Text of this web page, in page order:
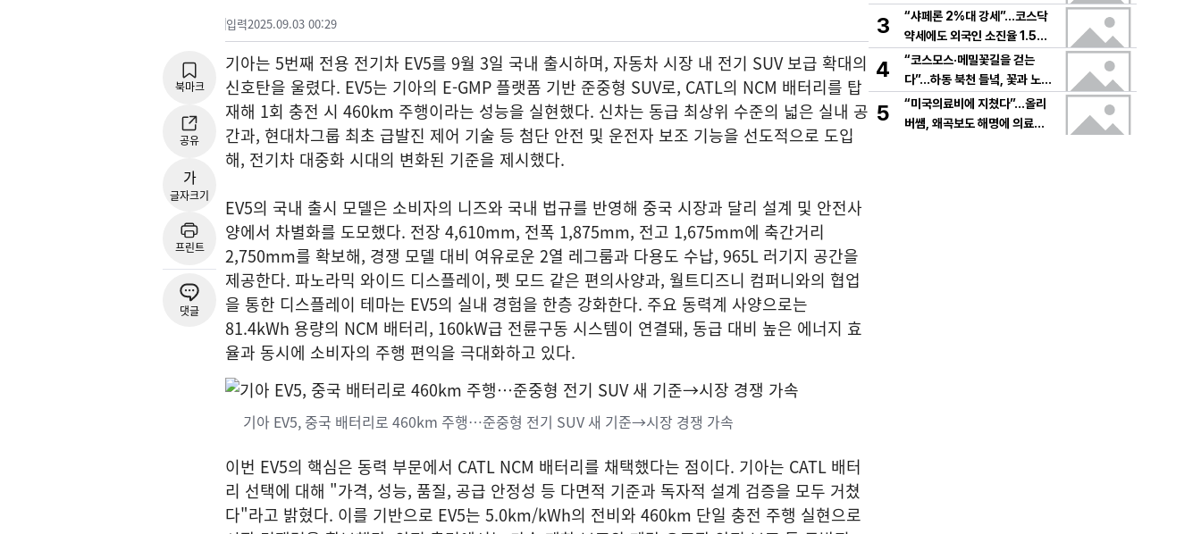
입력2025.09.03 00:29
북마크
공유
가
글자크기
프린트
댓글
기아는 5번째 전용 전기차 EV5를 9월 3일 국내 출시하며, 자동차 시장 내 전기 SUV 보급 확대의
신호탄을 울렸다. EV5는 기아의 E-GMP 플랫폼 기반 준중형 SUV로, CATL의 NCM 배터리를 탑
재해 1회 충전 시 460km 주행이라는 성능을 실현했다. 신차는 동급 최상위 수준의 넓은 실내 공
간과, 현대차그룹 최초 급발진 제어 기술 등 첨단 안전 및 운전자 보조 기능을 선도적으로 도입
해, 전기차 대중화 시대의 변화된 기준을 제시했다.
EV5의 국내 출시 모델은 소비자의 니즈와 국내 법규를 반영해 중국 시장과 달리 설계 및 안전사
양에서 차별화를 도모했다. 전장 4,610mm, 전폭 1,875mm, 전고 1,675mm에 축간거리
2,750mm를 확보해, 경쟁 모델 대비 여유로운 2열 레그룸과 다용도 수납, 965L 러기지 공간을
제공한다. 파노라믹 와이드 디스플레이, 펫 모드 같은 편의사양과, 월트디즈니 컴퍼니와의 협업
을 통한 디스플레이 테마는 EV5의 실내 경험을 한층 강화한다. 주요 동력계 사양으로는
81.4kWh 용량의 NCM 배터리, 160kW급 전륜구동 시스템이 연결돼, 동급 대비 높은 에너지 효
율과 동시에 소비자의 주행 편익을 극대화하고 있다.
기아 EV5, 중국 배터리로 460km 주행…준중형 전기 SUV 새 기준→시장 경쟁 가속
이번 EV5의 핵심은 동력 부문에서 CATL NCM 배터리를 채택했다는 점이다. 기아는 CATL 배터
리 선택에 대해 "가격, 성능, 품질, 공급 안정성 등 다면적 기준과 독자적 설계 검증을 모두 거쳤
다"라고 밝혔다. 이를 기반으로 EV5는 5.0km/kWh의 전비와 460km 단일 충전 주행 실현으로
공략
3
“샤페론 2%대 강세”…코스닥
약세에도 외국인 소진율 1.5
9% 기록
4
“코스모스·메밀꽃길을 걷는
다”…하동 북천 들녘, 꽃과 노래
로 물드는 가을의 하루
5
“미국의료비에 지쳤다”…올리
버쌤, 왜곡보도 해명에 의료시